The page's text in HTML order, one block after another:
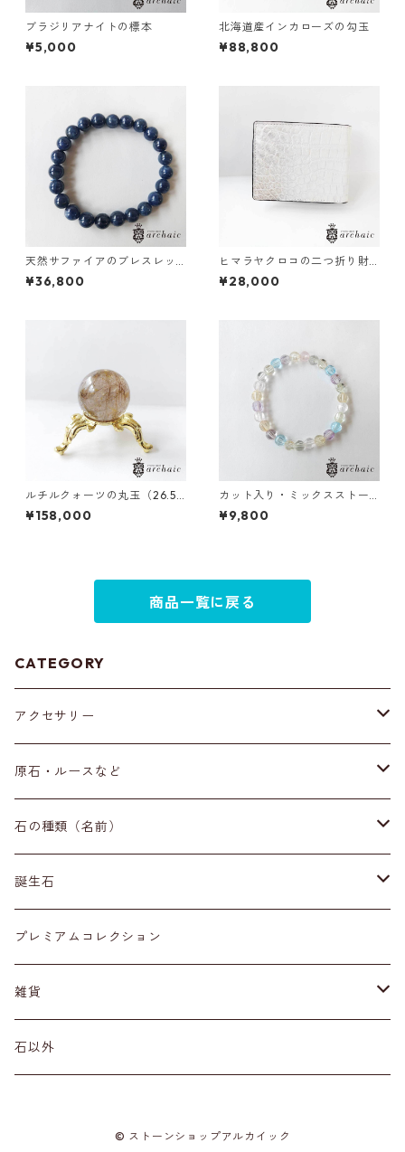
ブラジリアナイトの標本
¥5,000
北海道産インカローズの勾玉
¥88,800
天然サファイアのブレスレッ
ト(8mm)
¥36,800
ヒマラヤクロコの二つ折り財
布
¥28,000
ルチルクォーツの丸玉（26.5
mm）
¥158,000
カット入り・ミックスストー
ンのブレスレット(6mm)
¥9,800
商品一覧に戻る
CATEGORY
アクセサリー
ブレスレット
イヤリング・ピアス
ネックレス・ペンダントトップ
リング
材質
プラチナ
その他アクセサリー
原石・ルースなど
原石
丸玉
標本
磨き石
ルース
石の種類（名前）
ア行
アイオライト
アクアマリン
カ行
カーネリアン
カイヤナイト
サ行
サファイア
タ行
誕生石
１月
２月
３月
プレミアムコレクション
雑貨
天然石雑貨
石以外
© ストーンショップアルカイック